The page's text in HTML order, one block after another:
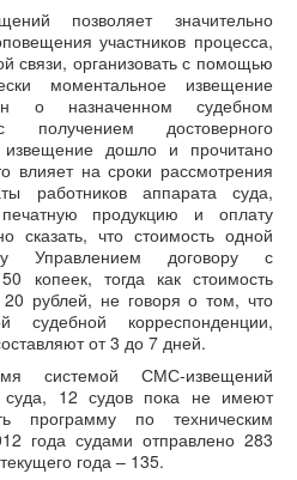
позволяет значительно
участников процесса,
связи, организовать с помощью
моментальное извещение
о назначенном судебном
достоверного
извещение дошло и прочитано
влияет на сроки рассмотрения
работников аппарата суда,
продукцию и оплату
сказать, что стоимость одной
Управлением договору с
копеек, тогда как стоимость
рублей, не говоря о том, что
судебной корреспонденции,
от 3 до 7 дней.
системой СМС-извещений
суда, 12 судов пока не имеют
программу по техническим
года судами отправлено 283
года – 135.